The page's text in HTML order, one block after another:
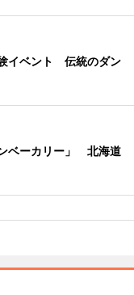
イベント 伝統のダン
ベーカリー」 北海道